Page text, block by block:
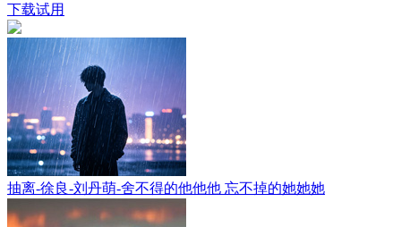
下载试用
抽离-徐良-刘丹萌-舍不得的他他他 忘不掉的她她她